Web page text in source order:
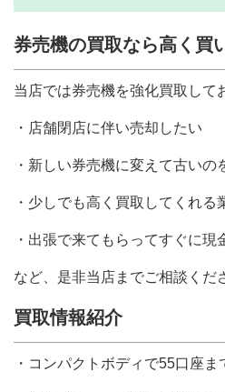
券売機の買取なら高く買
当店では券売機を強化買取して
・店舗閉店に伴い売却したい
・新しい券売機に変えて古いの
・少しでも高く買取してくれる
・出張で来てもらってすぐに現
など、是非当店までご相談くだ
買取情報紹介
・コンパクトボディで55口座ま